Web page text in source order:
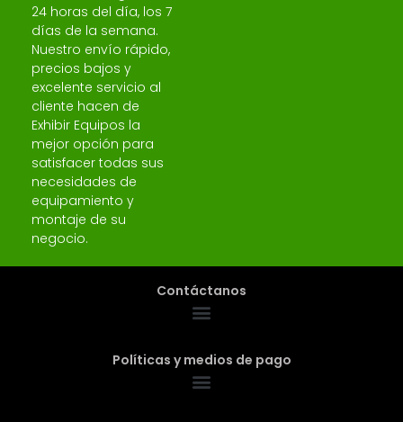
24 horas del día, los 7
días de la semana.
Nuestro envío rápido,
precios bajos y
excelente servicio al
cliente hacen de
Exhibir Equipos la
mejor opción para
satisfacer todas sus
necesidades de
equipamiento y
montaje de su
negocio.
Contáctanos
Políticas y medios de pago